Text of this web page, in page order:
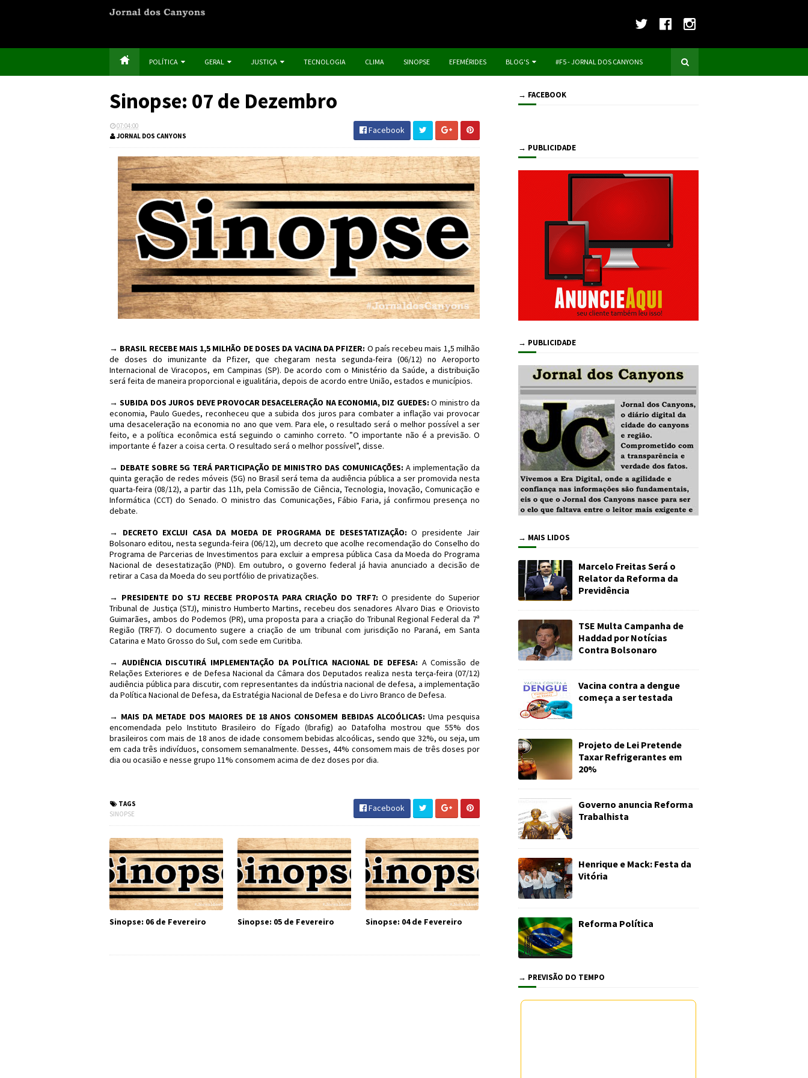
POLÍTICA GERAL JUSTIÇA TECNOLOGIA CLIMA SINOPSE EFEMÉRIDES BLOG'S #F5 - JORNAL DOS CANYONS
Sinopse: 07 de Dezembro
07:04:00
JORNAL DOS CANYONS
Facebook
→ BRASIL RECEBE MAIS 1,5 MILHÃO DE DOSES DA VACINA DA PFIZER: O país recebeu mais 1,5 milhão
de doses do imunizante da Pfizer, que chegaram nesta segunda-feira (06/12) no Aeroporto
Internacional de Viracopos, em Campinas (SP). De acordo com o Ministério da Saúde, a distribuição
será feita de maneira proporcional e igualitária, depois de acordo entre União, estados e municípios.
→SUBIDA DOS JUROS DEVE PROVOCAR DESACELERAÇÃO NA ECONOMIA, DIZ GUEDES: O ministro da
economia, Paulo Guedes, reconheceu que a subida dos juros para combater a inflação vai provocar
uma desaceleração na economia no ano que vem. Para ele, o resultado será o melhor possível a ser
feito, e a política econômica está seguindo o caminho correto. ”O importante não é a previsão. O
importante é fazer a coisa certa. O resultado será o melhor possível”, disse.
→ DEBATE SOBRE 5G TERÁ PARTICIPAÇÃO DE MINISTRO DAS COMUNICAÇÕES: A implementação da
quinta geração de redes móveis (5G) no Brasil será tema da audiência pública a ser promovida nesta
quarta-feira (08/12), a partir das 11h, pela Comissão de Ciência, Tecnologia, Inovação, Comunicação e
Informática (CCT) do Senado. O ministro das Comunicações, Fábio Faria, já confirmou presença no
debate.
→ DECRETO EXCLUI CASA DA MOEDA DE PROGRAMA DE DESESTATIZAÇÃO: O presidente Jair
Bolsonaro editou, nesta segunda-feira (06/12), um decreto que acolhe recomendação do Conselho do
Programa de Parcerias de Investimentos para excluir a empresa pública Casa da Moeda do Programa
Nacional de desestatização (PND). Em outubro, o governo federal já havia anunciado a decisão de
retirar a Casa da Moeda do seu portfólio de privatizações.
→ PRESIDENTE DO STJ RECEBE PROPOSTA PARA CRIAÇÃO DO TRF7: O presidente do Superior
Tribunal de Justiça (STJ), ministro Humberto Martins, recebeu dos senadores Alvaro Dias e Oriovisto
Guimarães, ambos do Podemos (PR), uma proposta para a criação do Tribunal Regional Federal da 7ª
Região (TRF7). O documento sugere a criação de um tribunal com jurisdição no Paraná, em Santa
Catarina e Mato Grosso do Sul, com sede em Curitiba.
→ AUDIÊNCIA DISCUTIRÁ IMPLEMENTAÇÃO DA POLÍTICA NACIONAL DE DEFESA: A Comissão de
Relações Exteriores e de Defesa Nacional da Câmara dos Deputados realiza nesta terça-feira (07/12)
audiência pública para discutir, com representantes da indústria nacional de defesa, a implementação
da Política Nacional de Defesa, da Estratégia Nacional de Defesa e do Livro Branco de Defesa.
→ MAIS DA METADE DOS MAIORES DE 18 ANOS CONSOMEM BEBIDAS ALCOÓLICAS: Uma pesquisa
encomendada pelo Instituto Brasileiro do Fígado (Ibrafig) ao Datafolha mostrou que 55% dos
brasileiros com mais de 18 anos de idade consomem bebidas alcoólicas, sendo que 32%, ou seja, um
em cada três indivíduos, consomem semanalmente. Desses, 44% consomem mais de três doses por
dia ou ocasião e nesse grupo 11% consomem acima de dez doses por dia.
TAGS
SINOPSE
Facebook
Sinopse: 06 de Fevereiro Sinopse: 05 de Fevereiro Sinopse: 04 de Fevereiro
→ FACEBOOK
→ PUBLICIDADE
→ PUBLICIDADE
→ MAIS LIDOS
Marcelo Freitas Será o
Relator da Reforma da
Previdência
TSE Multa Campanha de
Haddad por Notícias
Contra Bolsonaro
Vacina contra a dengue
começa a ser testada
Projeto de Lei Pretende
Taxar Refrigerantes em
20%
Governo anuncia Reforma
Trabalhista
Henrique e Mack: Festa da
Vitória
Reforma Política
→ PREVISÃO DO TEMPO